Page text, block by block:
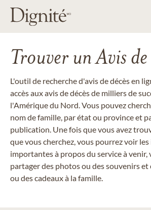
Trouver un Avis de
L'outil de recherche d'avis de décès en
accès aux avis de décès de milliers de
l'Amérique du Nord. Vous pouvez
nom de famille, par état ou province et
publication. Une fois que vous avez
que vous cherchez, vous pourrez voir
importantes à propos du service à venir,
partager des photos ou des souvenirs
ou des cadeaux à la famille.